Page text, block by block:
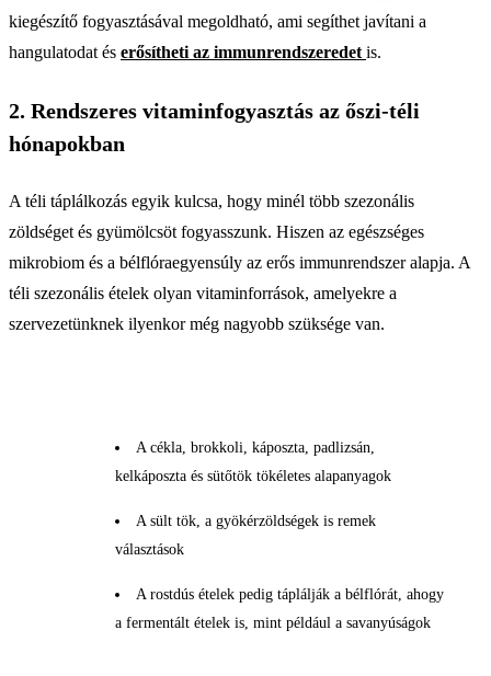
kiegészítő fogyasztásával megoldható, ami segíthet javítani a
hangulatodat és erősítheti az immunrendszeredet is.
2. Rendszeres vitaminfogyasztás az őszi-téli
hónapokban
A téli táplálkozás egyik kulcsa, hogy minél több szezonális
zöldséget és gyümölcsöt fogyasszunk. Hiszen az egészséges
mikrobiom és a bélflóraegyensúly az erős immunrendszer alapja. A
téli szezonális ételek olyan vitaminforrások, amelyekre a
szervezetünknek ilyenkor még nagyobb szüksége van.
A cékla, brokkoli, káposzta, padlizsán,
kelkáposzta és sütőtök tökéletes alapanyagok
A sült tök, a gyökérzöldségek is remek
választások
A rostdús ételek pedig táplálják a bélflórát, ahogy
a fermentált ételek is, mint például a savanyúságok